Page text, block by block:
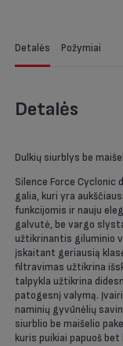
Detalės Požymiai
Detalės
Dulkių siurblys be
Silence Force Cyclonic
galia, kuri yra
funkcijomis ir nauju
galvutė, be vargo
užtikrinantis giluminio
įskaitant geriausią
filtravimas užtikrina
talpykla užtikrina
patogesnį valymą.
naminių gyvūnėlių
siurblio be maišelio
kuris puikiai papuoš bet